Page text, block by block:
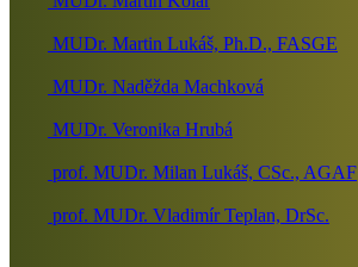
MUDr. Martin Lukáš, Ph.D., FASGE
MUDr. Naděžda Machková
MUDr. Veronika Hrubá
prof. MUDr. Milan Lukáš, CSc., AGAF
prof. MUDr. Vladimír Teplan, DrSc.